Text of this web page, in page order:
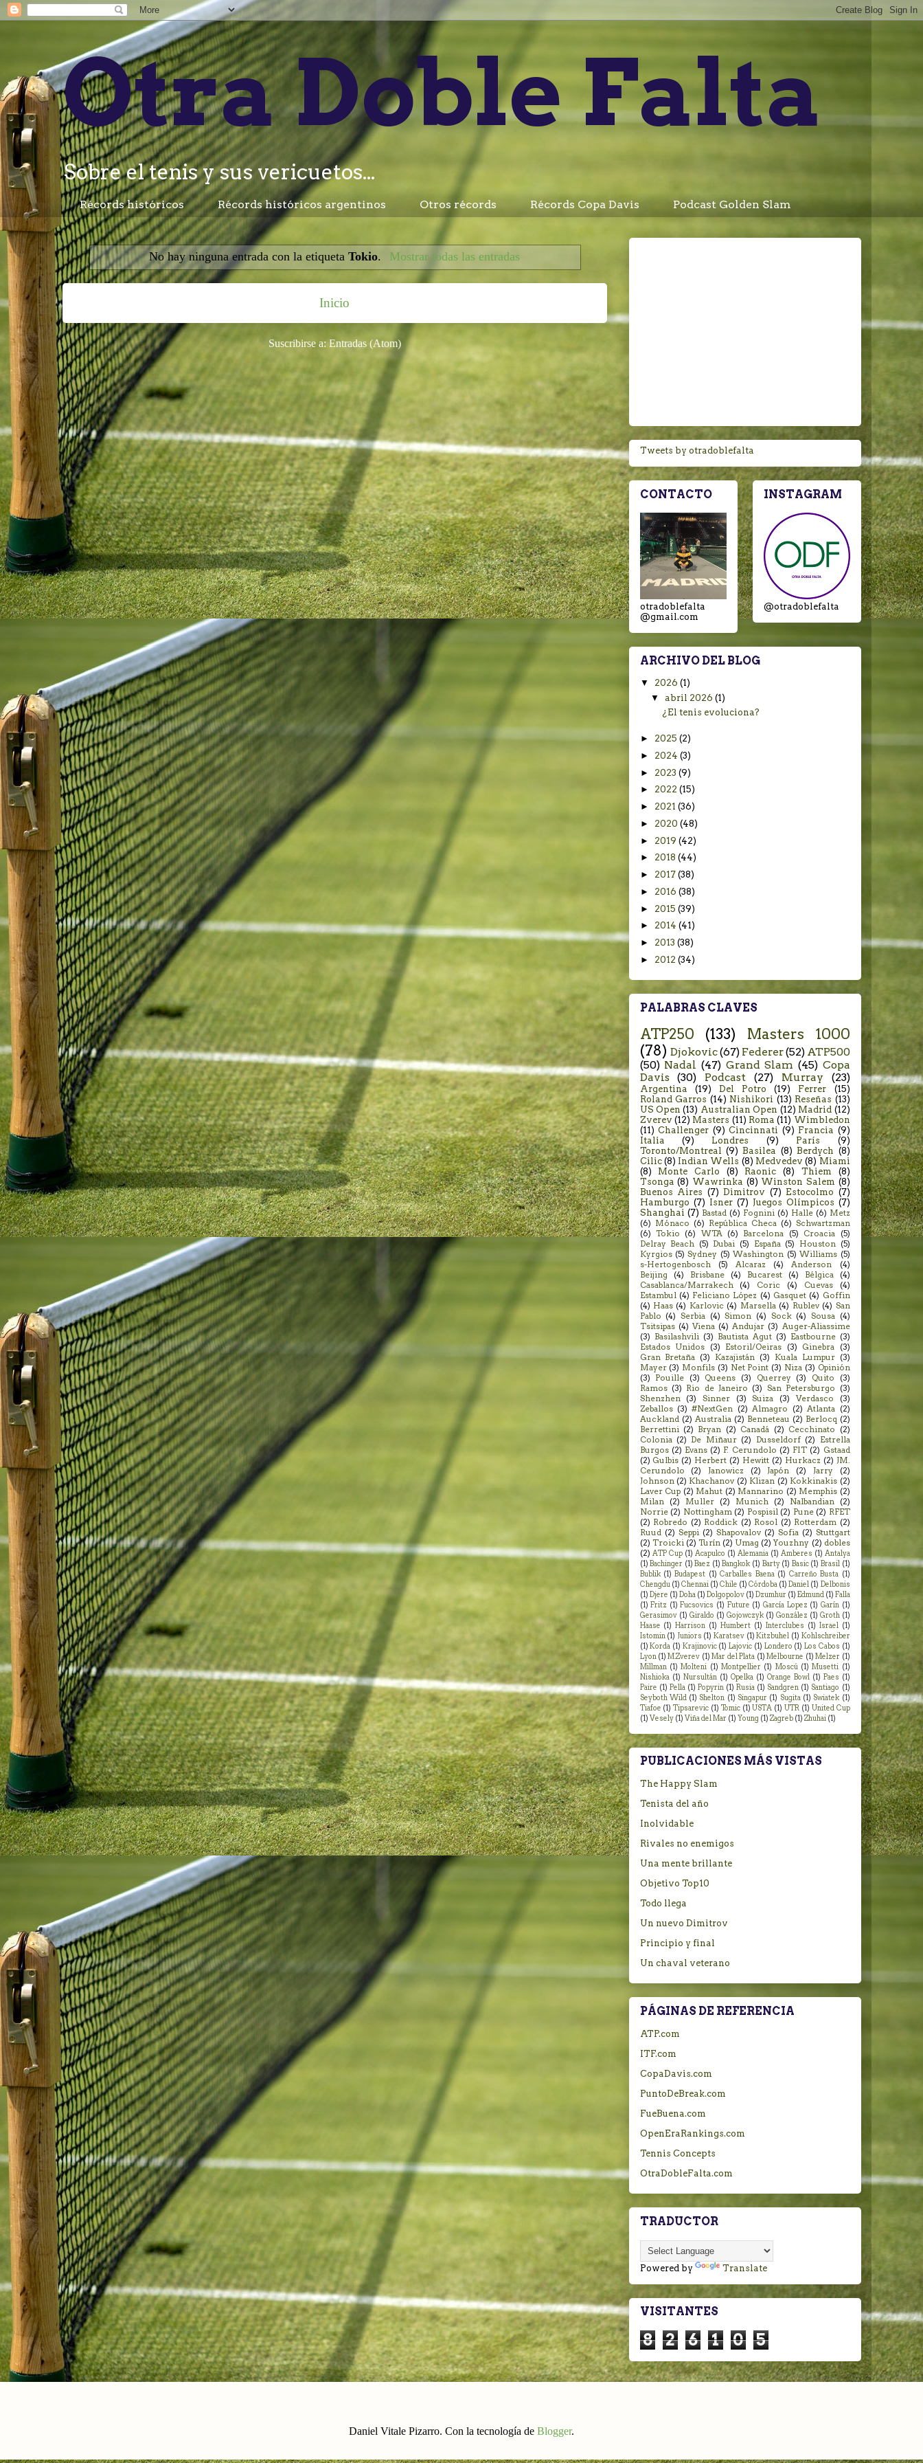
Otra Doble Falta
Sobre el tenis y sus vericuetos...
Récords históricos Récords históricos argentinos Otros récords Récords Copa Davis Podcast Golden Slam
No hay ninguna entrada con la etiqueta Tokio. Mostrar todas las entradas
Inicio
Suscribirse a:Entradas (Atom)
Tweets by otradoblefalta
CONTACTO
otradoblefalta
@gmail.com
INSTAGRAM
@otradoblefalta
ARCHIVO DEL BLOG
▼ 2026 (1)
▼abril 2026(1)
¿El tenis evoluciona?
► 2025 (2)
► 2024 (3)
► 2023 (9)
► 2022 (15)
► 2021 (36)
► 2020 (48)
► 2019 (42)
► 2018 (44)
► 2017 (38)
► 2016 (38)
► 2015 (39)
► 2014 (41)
► 2013 (38)
► 2012 (34)
PALABRAS CLAVES
ATP250 (133)
Masters 1000
(78) Djokovic(67) Federer(52) ATP500
(50) Nadal (47) Grand Slam (45) Copa
Davis
(30) Podcast (27) Murray (23)
Argentina (19) Del Potro (19) Ferrer
(15)
Roland Garros (14) Nishikori (13) Reseñas (13)
US Open (13) Australian Open (12) Madrid (12)
Zverev (12) Masters (11) Roma (11) Wimbledon
(11) Challenger (9) Cincinnati (9) Francia (9)
Italia
(9) Londres (9) París
(9)
Toronto/Montreal (9) Basilea (8) Berdych (8)
Cilic (8) Indian Wells (8) Medvedev (8) Miami
(8)
Monte Carlo (8) Raonic (8) Thiem
(8)
Tsonga (8) Wawrinka (8) Winston Salem (8)
Buenos Aires (7) Dimitrov (7) Estocolmo (7)
Hamburgo (7) Isner (7) Juegos Olímpicos (7)
Shanghai (7) Bastad (6) Fognini (6) Halle (6) Metz
(6) Mónaco (6) República Checa (6) Schwartzman
(6) Tokio (6) WTA (6) Barcelona (5) Croacia (5)
Delray Beach (5) Dubai (5) España (5) Houston (5)
Kyrgios (5) Sydney (5) Washington (5) Williams (5)
s-Hertogenbosch
(5) Alcaraz (4) Anderson
(4)
Beijing
(4) Brisbane (4) Bucarest (4) Bélgica
(4)
Casablanca/Marrakech
(4) Coric (4) Cuevas
(4)
Estambul (4) Feliciano López (4) Gasquet (4) Goffin
(4) Haas (4) Karlovic (4) Marsella (4) Rublev (4) San
Pablo (4) Serbia (4) Simon (4) Sock (4) Sousa (4)
Tsitsipas (4) Viena (4) Andujar (3) Auger-Aliassime
(3) Basilashvili (3) Bautista Agut (3) Eastbourne (3)
Estados Unidos (3) Estoril/Oeiras (3) Ginebra (3)
Gran Bretaña (3) Kazajistán (3) Kuala Lumpur (3)
Mayer (3) Monfils (3) Net Point (3) Niza (3) Opinión
(3)
Pouille (3) Queens (3) Querrey (3) Quito
(3)
Ramos (3) Rio de Janeiro (3) San Petersburgo (3)
Shenzhen
(3) Sinner (3) Suiza (3) Verdasco
(3)
Zeballos (3) #NextGen (2) Almagro (2) Atlanta (2)
Auckland (2) Australia (2) Benneteau (2) Berlocq (2)
Berrettini (2) Bryan (2) Canadá (2) Cecchinato (2)
Colonia (2) De Miñaur (2) Dusseldorf (2)
Estrella
Burgos (2) Evans (2) F. Cerundolo (2) FIT (2) Gstaad
(2) Gulbis (2) Herbert (2) Hewitt (2) Hurkacz (2) JM.
Cerundolo
(2) Janowicz (2) Japón (2) Jarry
(2)
Johnson (2) Khachanov (2) Klizan (2) Kokkinakis (2)
Laver Cup (2) Mahut (2) Mannarino (2) Memphis (2)
Milan
(2) Muller (2) Munich (2) Nalbandian
(2)
Norrie (2) Nottingham (2) Pospisil (2) Pune (2) RFET
(2) Robredo (2) Roddick (2) Rosol (2) Rotterdam (2)
Ruud (2) Seppi (2) Shapovalov (2) Sofia (2) Stuttgart
(2) Troicki (2) Turín (2) Umag (2) Youzhny (2) dobles
(2) ATP Cup (1) Acapulco (1) Alemania (1) Amberes (1) Antalya
(1) Bachinger (1) Baez (1) Bangkok (1) Barty (1) Basic (1) Brasil (1)
Bublik (1) Budapest (1) Carballes Baena (1) Carreño Busta (1)
Chengdu (1) Chennai (1) Chile (1) Córdoba (1) Daniel (1) Delbonis
(1) Djere (1) Doha (1) Dolgopolov (1) Dzumhur (1) Edmund (1) Falla
(1) Fritz (1) Fucsovics (1) Future (1) García Lopez (1) Garín (1)
Gerasimov (1) Giraldo (1) Gojowczyk (1) González (1) Groth (1)
Haase (1) Harrison (1) Humbert (1) Interclubes (1) Israel (1)
Istomin (1) Juniors (1) Karatsev (1) Kitzbuhel (1) Kohlschreiber
(1) Korda (1) Krajinovic (1) Lajovic (1) Londero (1) Los Cabos (1)
Lyon (1) M.Zverev (1) Mar del Plata (1) Melbourne (1) Melzer (1)
Millman (1) Molteni (1) Montpellier (1) Moscú (1) Musetti (1)
Nishioka (1) Nursultán (1) Opelka (1) Orange Bowl (1) Paes (1)
Paire (1) Pella (1) Popyrin (1) Rusia (1) Sandgren (1) Santiago (1)
Seyboth Wild (1) Shelton (1) Singapur (1) Sugita (1) Swiatek (1)
Tiafoe (1) Tipsarevic (1) Tomic (1) USTA (1) UTR (1) United Cup
(1) Vesely (1) Viña del Mar (1) Young (1) Zagreb (1) Zhuhai (1)
PUBLICACIONES MÁS VISTAS
The Happy Slam
Tenista del año
Inolvidable
Rivales no enemigos
Una mente brillante
Objetivo Top10
Todo llega
Un nuevo Dimitrov
Principio y final
Un chaval veterano
PÁGINAS DE REFERENCIA
ATP.com
ITF.com
CopaDavis.com
PuntoDeBreak.com
FueBuena.com
OpenEraRankings.com
Tennis Concepts
OtraDobleFalta.com
TRADUCTOR
Powered by Translate
VISITANTES
8 2 6 1 0 5
Daniel Vitale Pizarro. Con la tecnología de Blogger.